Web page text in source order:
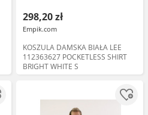
298,20 zł
Empik.com
KOSZULA DAMSKA BIAŁA LEE
112363627 POCKETLESS SHIRT
BRIGHT WHITE S